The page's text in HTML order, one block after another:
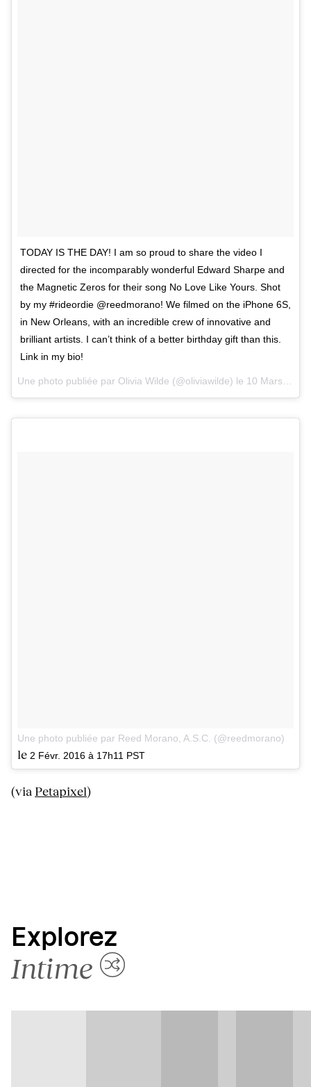
TODAY IS THE DAY! I am so proud to share the video I
directed for the incomparably wonderful Edward Sharpe and
the Magnetic Zeros for their song No Love Like Yours. Shot
by my #rideordie @reedmorano! We filmed on the iPhone 6S,
in New Orleans, with an incredible crew of innovative and
brilliant artists. I can’t think of a better birthday gift than this.
Link in my bio!
Une photo publiée par Olivia Wilde (@oliviawilde) le 10 Mars 2016 à 7h52 PST
Une photo publiée par Reed Morano, A.S.C. (@reedmorano)
le 2 Févr. 2016 à 17h11 PST
(via Petapixel)
Explorez
Intime